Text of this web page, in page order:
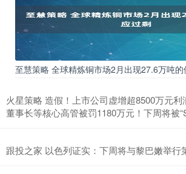
至慧策略 全球精炼铜市场2月出现27.6万吨
火星策略 造假！上市公司虚增超8500万元利
董事长等核心高管被罚1180万元！下周将被
跟投之家 以色列证实：下周将与黎巴嫩举行